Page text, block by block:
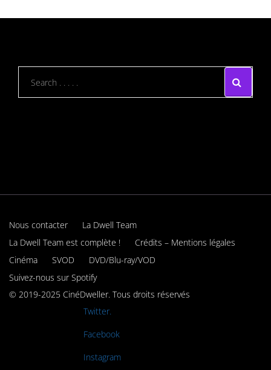
Nous contacter
La Dwell Team
La Dwell Team est complète !
Crédits – Mentions légales
Cinéma
SVOD
DVD/Blu-ray/VOD
Suivez-nous sur Spotify
© 2019-2025 CinéDweller. Tous droits réservés
Twitter.
Facebook
Instagram